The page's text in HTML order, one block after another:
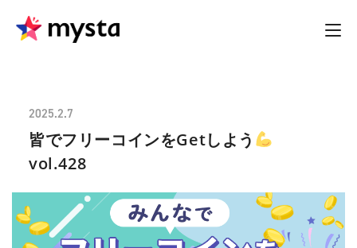
2025.2.7
皆でフリーコインをGetしよう
vol.428